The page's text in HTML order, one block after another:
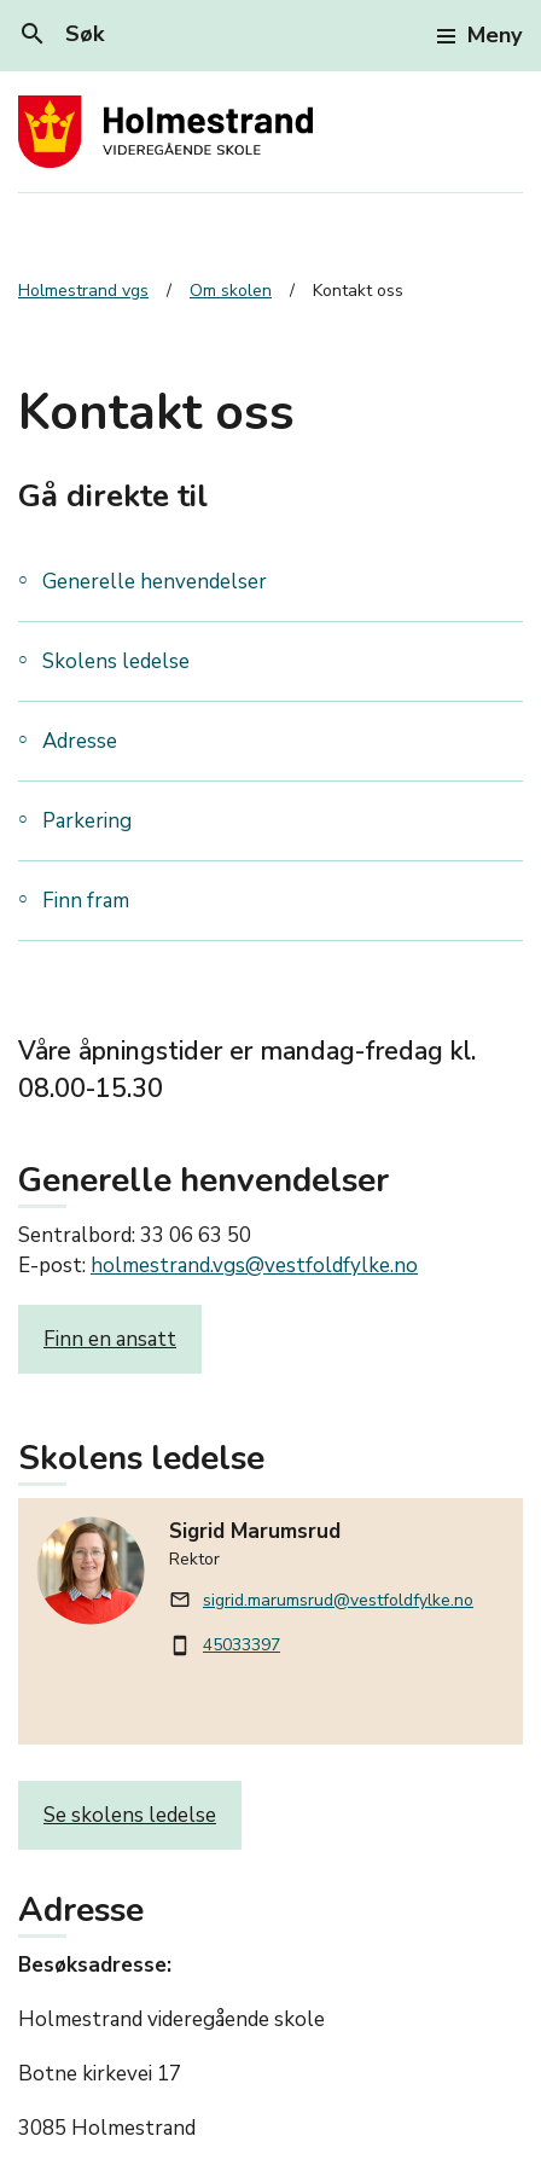
search Søk Meny
Holmestrand vgs Om skolen Kontakt oss
Kontakt oss
Gå direkte til
Generelle henvendelser
Skolens ledelse
Adresse
Parkering
Finn fram
Våre åpningstider er mandag-fredag kl.
08.00-15.30
Generelle henvendelser
Sentralbord: 33 06 63 50
E-post: holmestrand.vgs@vestfoldfylke.no
Finn en ansatt
Skolens ledelse
Sigrid Marumsrud
Rektor
mail_outline sigrid.marumsrud@vestfoldfylke.no
smartphone 45033397
Se skolens ledelse
Adresse
Besøksadresse:
Holmestrand videregående skole
Botne kirkevei 17
3085 Holmestrand